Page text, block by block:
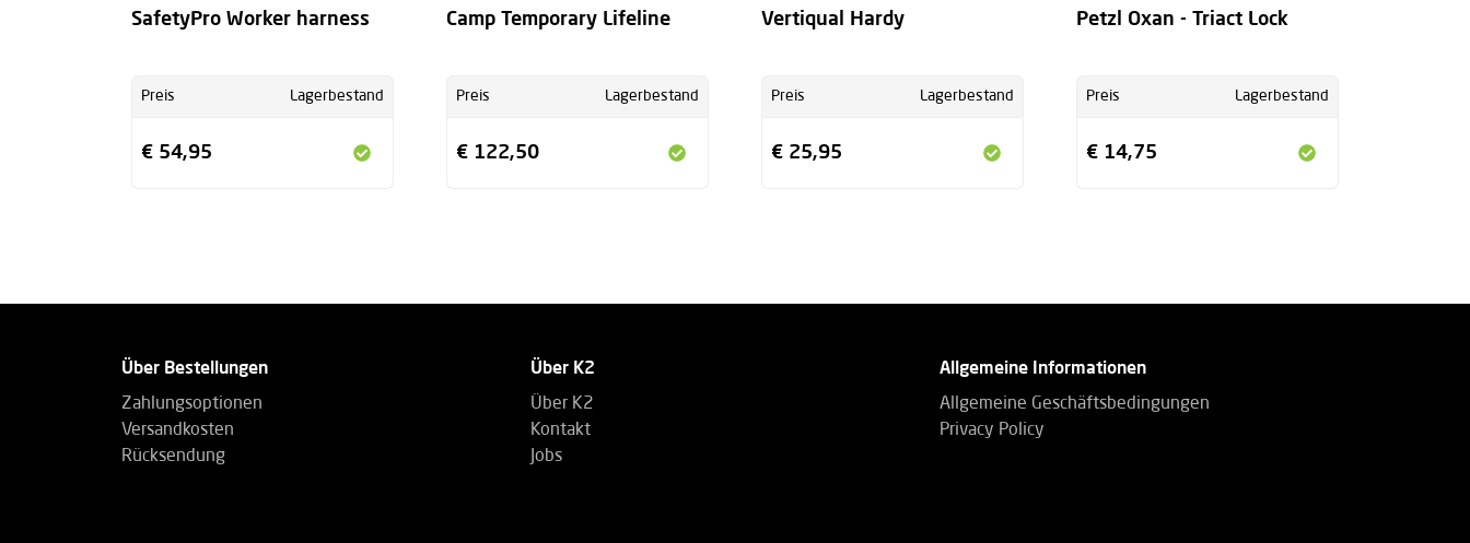
SafetyPro Worker harness
Preis Lagerbestand
€ 54,95
Camp Temporary Lifeline
Preis Lagerbestand
€ 122,50
Vertiqual Hardy
Preis Lagerbestand
€ 25,95
Petzl Oxan - Triact Lock
Preis Lagerbestand
€ 14,75
Über Bestellungen
Zahlungsoptionen
Versandkosten
Rücksendung
Über K2
Über K2
Kontakt
Jobs
Allgemeine Informationen
Allgemeine Geschäftsbedingungen
Privacy Policy